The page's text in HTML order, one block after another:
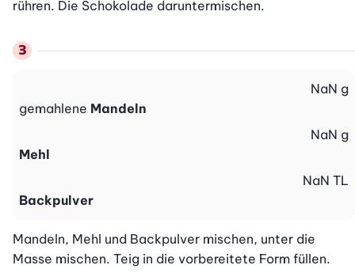
rühren. Die Schokolade daruntermischen.
gemahlene Mandeln
NaN g
Mehl
NaN g
Backpulver
NaN TL
Mandeln, Mehl und Backpulver mischen, unter die
Masse mischen. Teig in die vorbereitete Form füllen.